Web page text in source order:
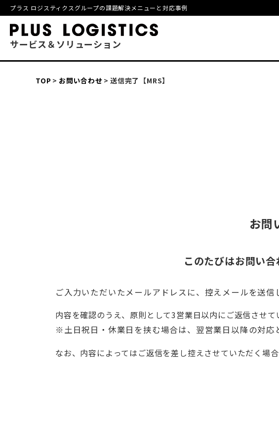
プラス ロジスティクスグループの課題解決メニューと対応事例
サービス＆ソリューション
TOP お問い合わせ 送信完了【MRS】
お問
このたびはお問い
ご入力いただいたメールアドレスに、控えメールを送信
内容を確認のうえ、原則として3営業日以内にご返信させて
※土日祝日・休業日を挟む場合は、翌営業日以降の対応
なお、内容によってはご返信を差し控えさせていただく場